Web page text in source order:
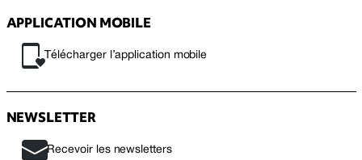
APPLICATION MOBILE
Télécharger l’application mobile
NEWSLETTER
Recevoir les newsletters